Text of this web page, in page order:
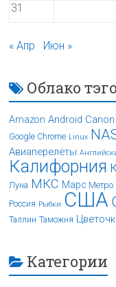
31
« Апр Июн »
Облако
Amazon Android
Google Chrome Linux
Авиаперелёты
Калифорния
Луна МКС Марс Метро
Россия Рыбки США
Таллин Таможня
Категории